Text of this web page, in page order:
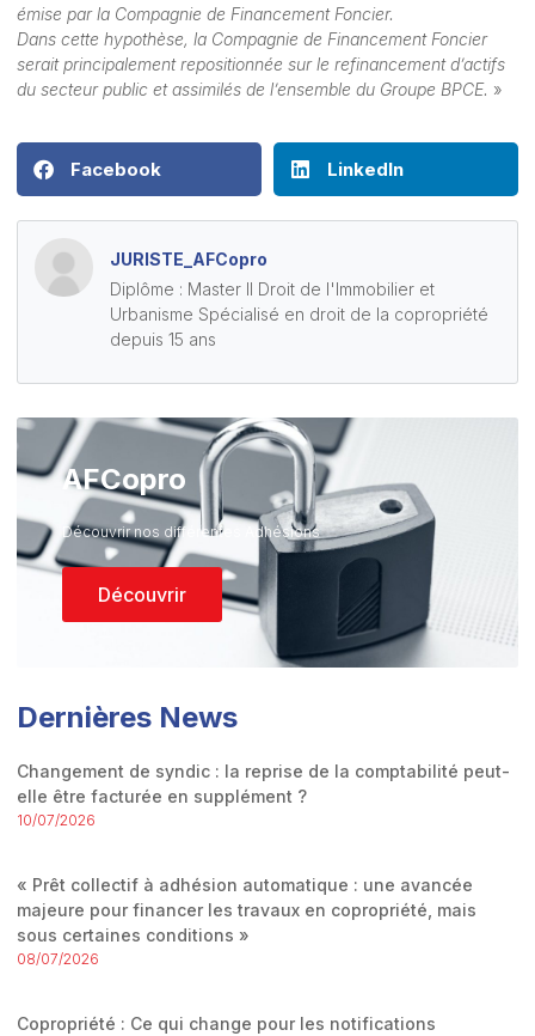
émise par la Compagnie de Financement Foncier.
Dans cette hypothèse, la Compagnie de Financement Foncier
serait principalement repositionnée sur le refinancement d’actifs
du secteur public et assimilés de l’ensemble du Groupe BPCE. »
Facebook LinkedIn
JURISTE_AFCopro
Diplôme : Master II Droit de l'Immobilier et
Urbanisme Spécialisé en droit de la copropriété
depuis 15 ans
AFCopro
Découvrir nos différentes Adhésions
Découvrir
Dernières News
Changement de syndic : la reprise de la comptabilité peut-
elle être facturée en supplément ?
10/07/2026
« Prêt collectif à adhésion automatique : une avancée
majeure pour financer les travaux en copropriété, mais
sous certaines conditions »
08/07/2026
Copropriété : Ce qui change pour les notifications